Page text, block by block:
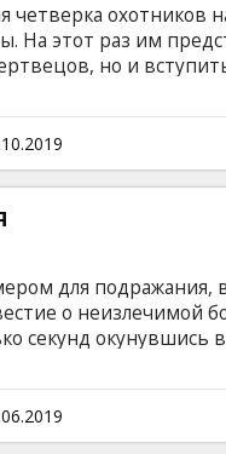
четверка охотников
На этот раз им
но и
намечается
на латышском и
для подражания,
о неизлечимой
секунд окунувшись
словно
жизнь будет
на латышском и